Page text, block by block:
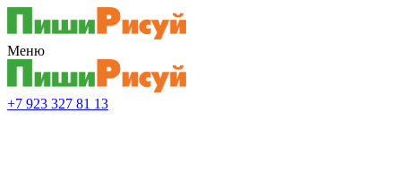
Меню
+7 923 327 81 13